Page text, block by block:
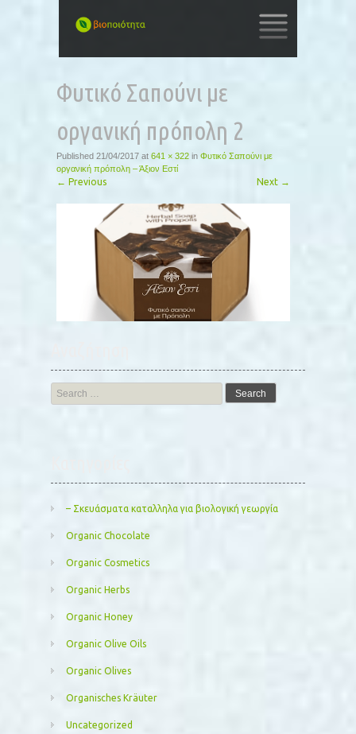
CONTENT
Φυτικό Σαπούνι με
οργανική πρόπολη 2
Published 21/04/2017 at 641 × 322 in Φυτικό Σαπούνι με
οργανική πρόπολη – Άξιον Εστί
← Previous Next →
Search
for:
– Σκευάσματα καταλληλα για βιολογική γεωργία
Organic Chocolate
Organic Cosmetics
Organic Herbs
Organic Honey
Organic Olive Oils
Organic Olives
Organisches Kräuter
Uncategorized